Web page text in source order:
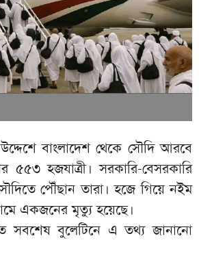
বাংলাদেশ থেকে সৌদি আরবে
৫৫৩ হজযাত্রী। সরকারি-বেসরকারি
পৌঁছান তারা। হজে গিয়ে নইম
একজনের মৃত্যু হয়েছে।
সবশেষ বুলেটিনে এ তথ্য জানানো